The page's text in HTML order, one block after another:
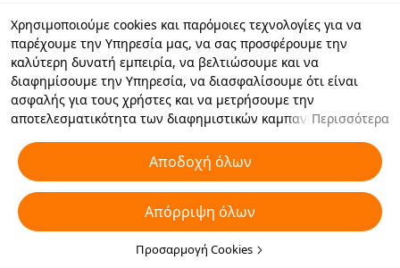
Χρησιμοποιούμε cookies και παρόμοιες τεχνολογίες για να
παρέχουμε την Υπηρεσία μας, να σας προσφέρουμε την
καλύτερη δυνατή εμπειρία, να βελτιώσουμε και να
διαφημίσουμε την Υπηρεσία, να διασφαλίσουμε ότι είναι
ασφαλής για τους χρήστες και να μετρήσουμε την
αποτελεσματικότητα των διαφημιστικών καμπανιών. Εάν
συνεργάτες με τους οποίους συνεργαζόμαστε να αποθηκεύουν
cookies και παρόμοιες τεχνολογίες στη συσκευή σας για
διαφημιστικούς σκοπούς. Μπορείτε επίσης να κάνετε
"Απόρριψη όλων" για τα μη απαραίτητα cookie ή να επιλέξετε
ποιους τύπους cookies θέλετε να αποδεχτείτε ή να
απενεργοποιήσετε κάνοντας κλικ στην επιλογή "Προσαρμογή
Περισσότερα
Αποδοχή όλων
Απόρριψη όλων
Προσαρμογή Cookies